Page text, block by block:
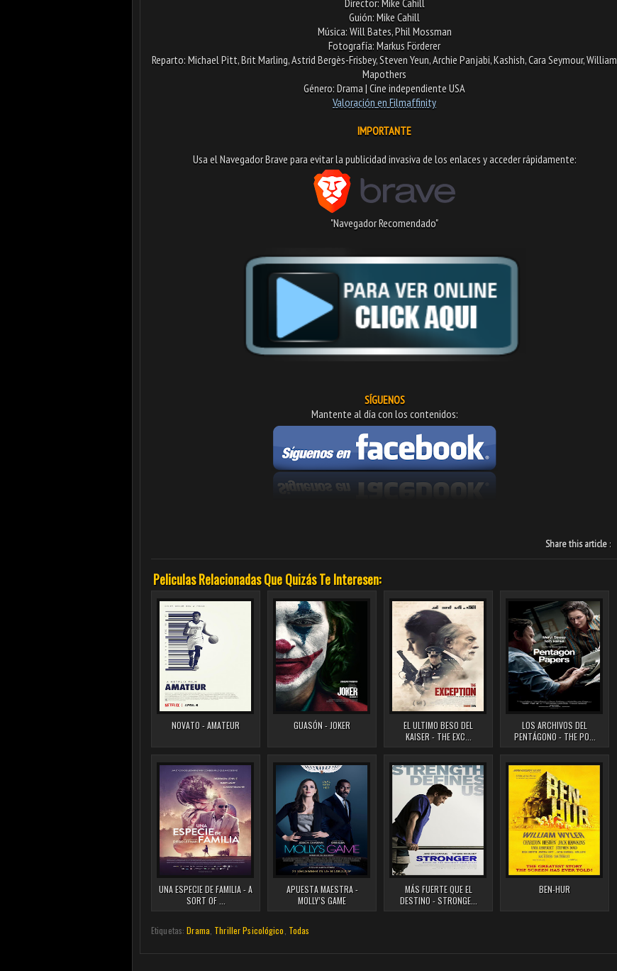
Guión: Mike Cahill
Música: Will Bates, Phil Mossman
Fotografía: Markus Förderer
Reparto: Michael Pitt, Brit Marling, Astrid Bergès-Frisbey, Steven Yeun, Archie Panjabi, Kashish, Cara Seymour, William
Mapothers
Género: Drama | Cine independiente USA
Valoración en Filmaffinity
IMPORTANTE
Usa el Navegador Brave para evitar la publicidad invasiva de los enlaces y acceder rápidamente:​
"Navegador Recomendado"
SÍGUENOS
Mantente al día con los contenidos:
Share this article :
Peliculas Relacionadas Que Quizás Te Interesen:
NOVATO - AMATEUR GUASÓN - JOKER
EL ULTIMO BESO DEL
KAISER - THE EXC...
LOS ARCHIVOS DEL
PENTÁGONO - THE PO...
UNA ESPECIE DE FAMILIA - A
SORT OF ...
APUESTA MAESTRA -
MOLLY’S GAME
MÁS FUERTE QUE EL
DESTINO - STRONGE...
BEN-HUR
Etiquetas:Drama Thriller Psicológico Todas